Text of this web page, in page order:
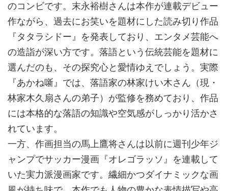
のコンビです。末永裕樹さんは本作が連載デビュー
作ながら、過去にお笑いを題材にした読み切り作品
『タタラシドー』を発表しており、エンタメ芸能へ
の造詣が深い方です。落語という伝統芸能を題材に
選んだのも、その探究心と愛情ゆえでしょう。実際
『あかね噺』では、落語家の林家けい木さん（現・
林家木久扇さんの弟子）が監修を務めており、作品
には本格的な落語の知識や空気感がしっかり活かさ
れています。
一方、作画担当の馬上鷹将さんは以前に週刊少年ジ
ャンプでサッカー漫画『オレゴラッソ』を連載して
いた実力派漫画家です。繊細かつダイナミックな画